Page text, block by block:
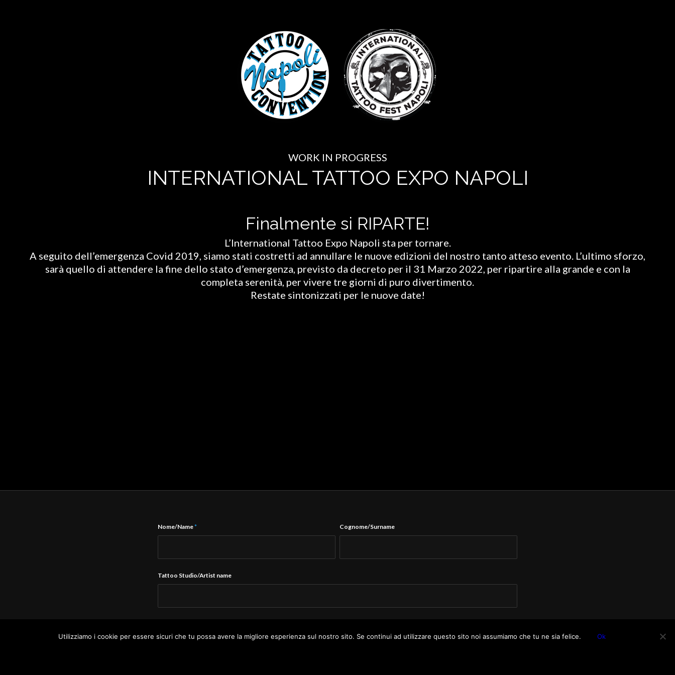
WORK IN PROGRESS
INTERNATIONAL TATTOO EXPO NAPOLI
Finalmente si RIPARTE!
L’International Tattoo Expo Napoli sta per tornare.
A seguito dell’emergenza Covid 2019, siamo stati costretti ad annullare le nuove edizioni del nostro tanto atteso evento. L’ultimo sforzo,
sarà quello di attendere la fine dello stato d’emergenza, previsto da decreto per il 31 Marzo 2022, per ripartire alla grande e con la
completa serenità, per vivere tre giorni di puro divertimento.
Restate sintonizzati per le nuove date!
Nome/Name* Cognome/Surname
Tattoo Studio/Artist name
Utilizziamo i cookie per essere sicuri che tu possa avere la migliore esperienza sul nostro sito. Se continui ad utilizzare questo sito noi assumiamo che tu ne sia felice. Ok